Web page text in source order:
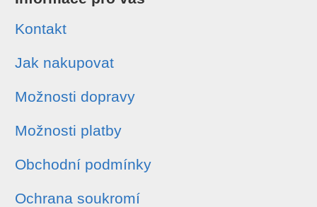
Kontakt
Jak nakupovat
Možnosti dopravy
Možnosti platby
Obchodní podmínky
Ochrana soukromí